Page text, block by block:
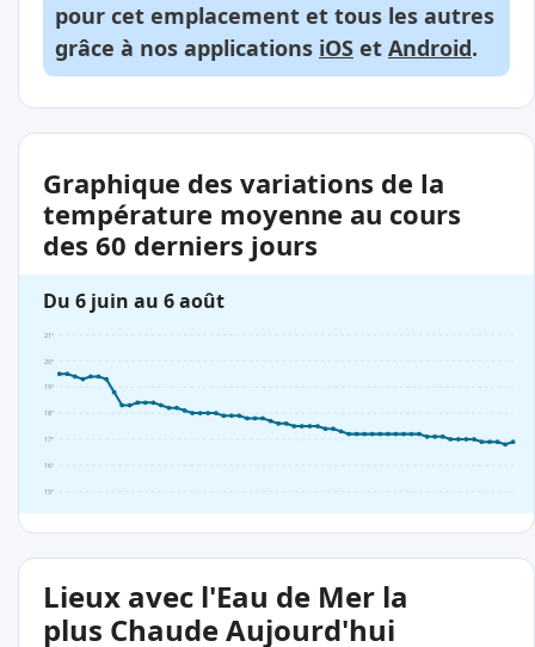
pour cet emplacement et tous les autres
grâce à nos applications iOS et Android.
Graphique des variations de la
température moyenne au cours
des 60 derniers jours
Du 6 juin au 6 août
15°
16°
17°
18°
19°
20°
21°
Lieux avec l'Eau de Mer la
plus Chaude Aujourd'hui